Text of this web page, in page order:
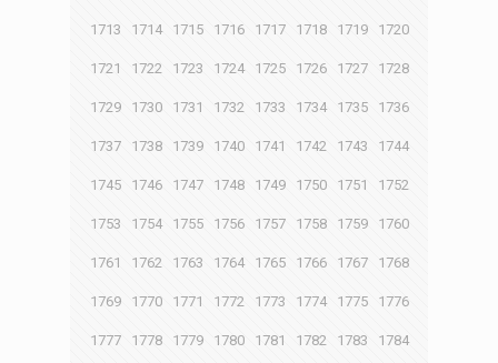
1713 1714 1715 1716 1717 1718 1719 1720
1721 1722 1723 1724 1725 1726 1727 1728
1729 1730 1731 1732 1733 1734 1735 1736
1737 1738 1739 1740 1741 1742 1743 1744
1745 1746 1747 1748 1749 1750 1751 1752
1753 1754 1755 1756 1757 1758 1759 1760
1761 1762 1763 1764 1765 1766 1767 1768
1769 1770 1771 1772 1773 1774 1775 1776
1777 1778 1779 1780 1781 1782 1783 1784